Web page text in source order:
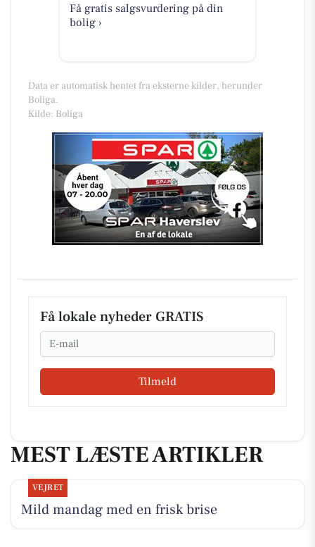
Få gratis salgsvurdering på din
bolig ›
Data er automatisk hentet fra eksterne kilder, herunder
Boliga.
Kilde: Boliga
Få lokale nyheder GRATIS
Email
Tilmeld
MEST LÆSTE ARTIKLER
VEJRET
Mild mandag med en frisk brise